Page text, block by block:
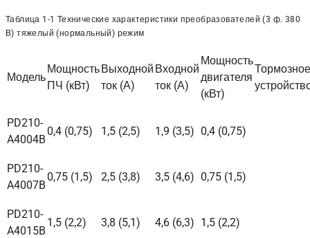
Таблица 1-1 Технические характеристики преобразователей (3 ф. 380
В) тяжелый (нормальный) режим
Модель
Мощность
ПЧ (кВт)
Выходной
ток (А)
Входной
ток (А)
Мощность
двигателя
(кВт)
Тормозное
PD210-
A4004B
0,4 (0,75) 1,5 (2,5) 1,9 (3,5) 0,4 (0,75)
PD210-
A4007B
0,75 (1,5) 2,5 (3,8) 3,5 (4,6) 0,75 (1,5)
PD210-
A4015B
1,5 (2,2) 3,8 (5,1) 4,6 (6,3) 1,5 (2,2)